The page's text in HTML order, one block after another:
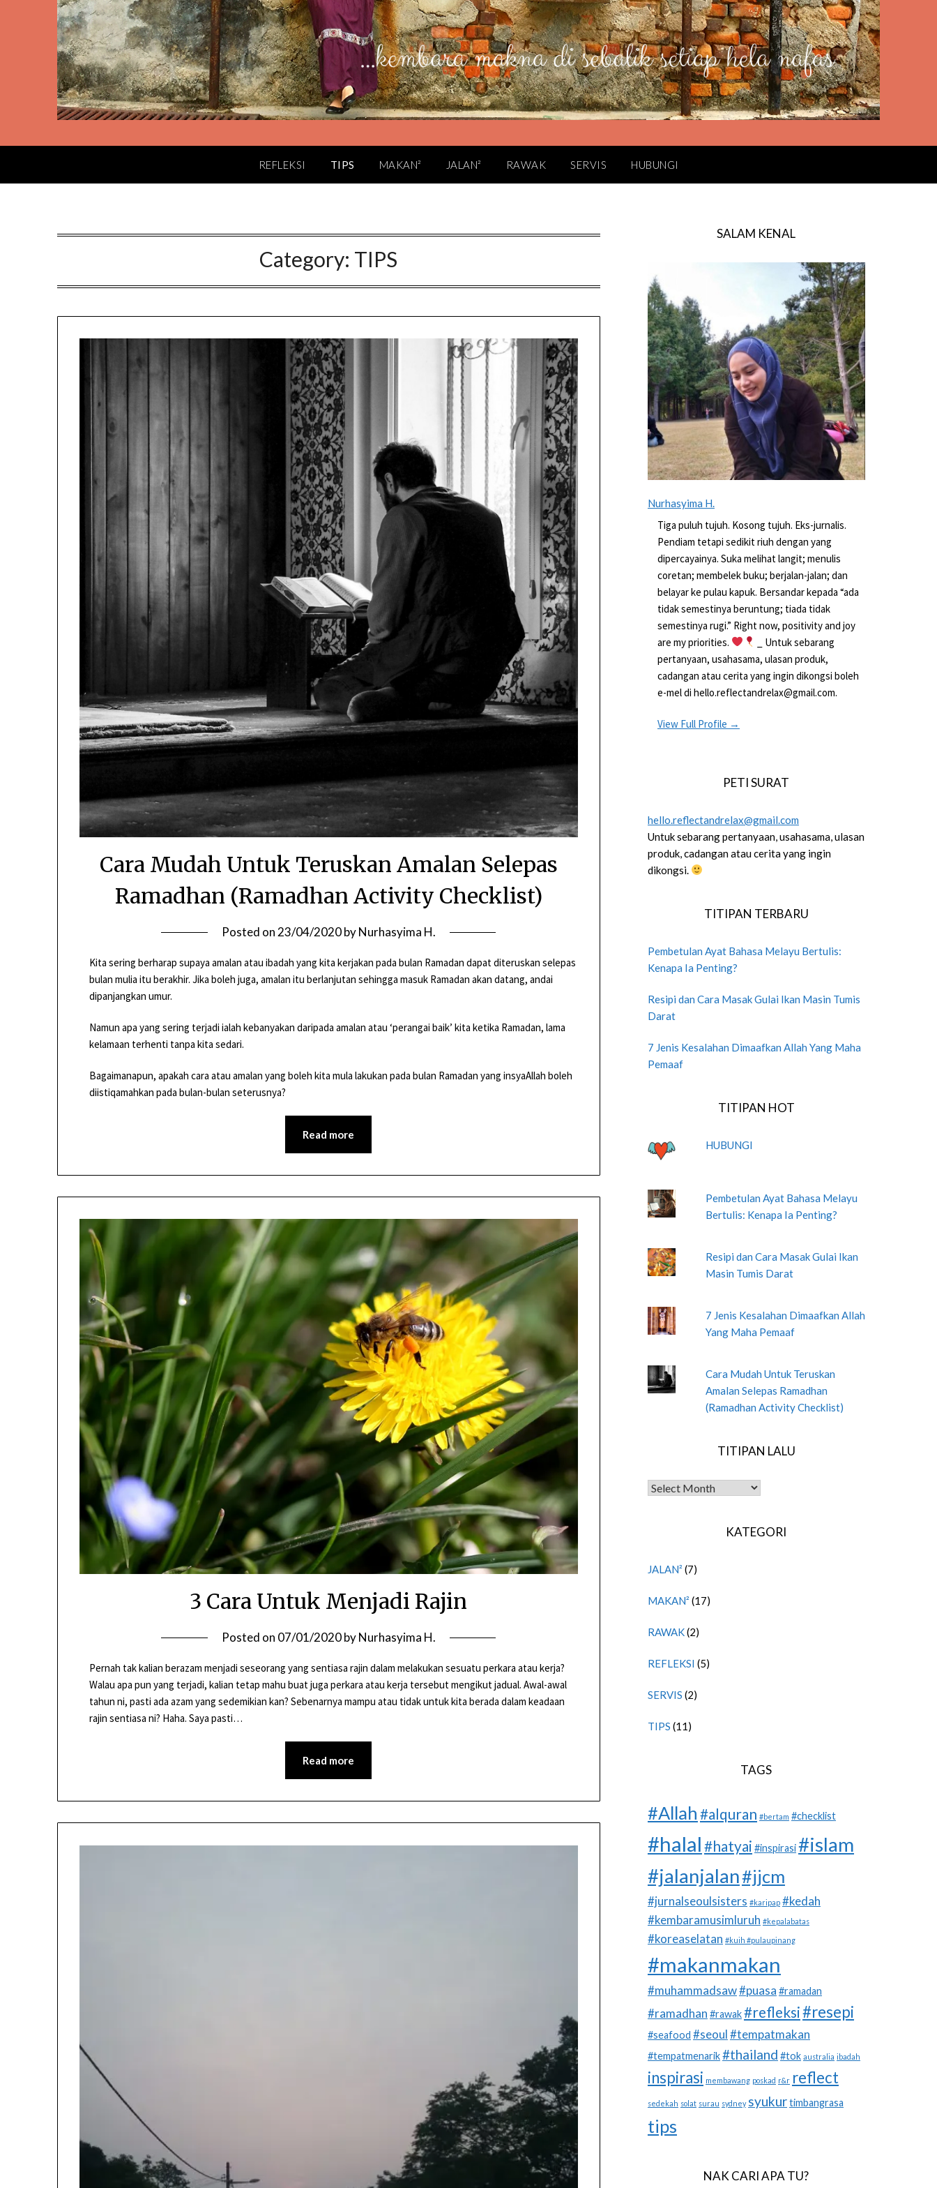
REFLEKSI TIPS MAKAN² JALAN² RAWAK SERVIS HUBUNGI
Category: TIPS
Cara Mudah Untuk Teruskan Amalan Selepas
Ramadhan (Ramadhan Activity Checklist)
Posted on 23/04/2020byNurhasyima H.
Kita sering berharap supaya amalan atau ibadah yang kita kerjakan pada bulan Ramadan dapat diteruskan selepas
bulan mulia itu berakhir. Jika boleh juga, amalan itu berlanjutan sehingga masuk Ramadan akan datang, andai
dipanjangkan umur.
Namun apa yang sering terjadi ialah kebanyakan daripada amalan atau ‘perangai baik’ kita ketika Ramadan, lama
kelamaan terhenti tanpa kita sedari.
Bagaimanapun, apakah cara atau amalan yang boleh kita mula lakukan pada bulan Ramadan yang insyaAllah boleh
diistiqamahkan pada bulan-bulan seterusnya?
Read more
3 Cara Untuk Menjadi Rajin
Posted on 07/01/2020byNurhasyima H.
Pernah tak kalian berazam menjadi seseorang yang sentiasa rajin dalam melakukan sesuatu perkara atau kerja?
Walau apa pun yang terjadi, kalian tetap mahu buat juga perkara atau kerja tersebut mengikut jadual. Awal-awal
tahun ni, pasti ada azam yang sedemikian kan? Sebenarnya mampu atau tidak untuk kita berada dalam keadaan
rajin sentiasa ni? Haha. Saya pasti…
Read more
SALAM KENAL
Nurhasyima H.
Tiga puluh tujuh. Kosong tujuh. Eks-jurnalis.
Pendiam tetapi sedikit riuh dengan yang
dipercayainya. Suka melihat langit; menulis
coretan; membelek buku; berjalan-jalan; dan
belayar ke pulau kapuk. Bersandar kepada “ada
tidak semestinya beruntung; tiada tidak
semestinya rugi.” Right now, positivity and joy
are my priorities.
_ Untuk sebarang
pertanyaan, usahasama, ulasan produk,
cadangan atau cerita yang ingin dikongsi boleh
e-mel di hello.reflectandrelax@gmail.com.
View Full Profile →
PETI SURAT
hello.reflectandrelax@gmail.com
Untuk sebarang pertanyaan, usahasama, ulasan
produk, cadangan atau cerita yang ingin
dikongsi.
TITIPAN TERBARU
Pembetulan Ayat Bahasa Melayu Bertulis:
Kenapa Ia Penting?
Resipi dan Cara Masak Gulai Ikan Masin Tumis
Darat
7 Jenis Kesalahan Dimaafkan Allah Yang Maha
Pemaaf
TITIPAN HOT
HUBUNGI
Pembetulan Ayat Bahasa Melayu
Bertulis: Kenapa Ia Penting?
Resipi dan Cara Masak Gulai Ikan
Masin Tumis Darat
7 Jenis Kesalahan Dimaafkan Allah
Yang Maha Pemaaf
Cara Mudah Untuk Teruskan
Amalan Selepas Ramadhan
(Ramadhan Activity Checklist)
TITIPAN LALU
TITIPAN LALU
KATEGORI
JALAN² (7)
MAKAN² (17)
RAWAK(2)
REFLEKSI (5)
SERVIS (2)
TIPS (11)
TAGS
#Allah #alquran #bertam #checklist
#halal #hatyai #inspirasi#islam
#jalanjalan#jjcm
#jurnalseoulsisters #karipap #kedah
#kembaramusimluruh #kepalabatas
#koreaselatan #kuih #pulaupinang
#makanmakan
#muhammadsaw#puasa #ramadan
#ramadhan #rawak#refleksi#resepi
#seafood #seoul#tempatmakan
#tempatmenarik#thailand #tok australia ibadah
inspirasi membawang poskad r&r reflect
sedekah solat surau sydney syukurtimbangrasa
tips
NAK CARI APA TU?